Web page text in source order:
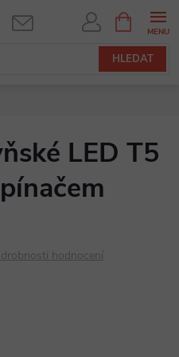
HLEDAT
NÁKUPNÍ
KOŠÍK
LED T5
hodnocení